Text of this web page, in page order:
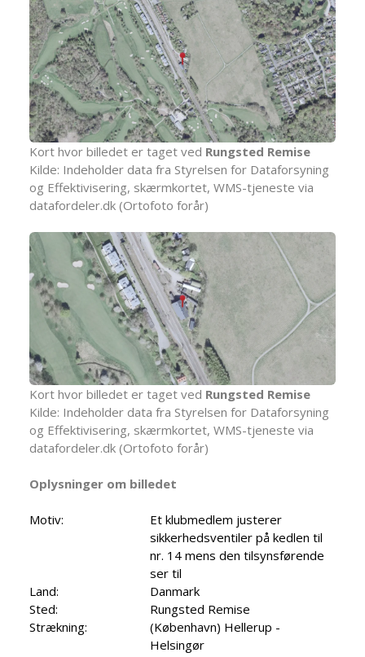
Kort hvor billedet er taget ved Rungsted Remise
Kilde: Indeholder data fra Styrelsen for Dataforsyning
og Effektivisering, skærmkortet, WMS-tjeneste via
datafordeler.dk (Ortofoto forår)
Kort hvor billedet er taget ved Rungsted Remise
Kilde: Indeholder data fra Styrelsen for Dataforsyning
og Effektivisering, skærmkortet, WMS-tjeneste via
datafordeler.dk (Ortofoto forår)
Oplysninger om billedet
Motiv:
Et klubmedlem justerer
sikkerhedsventiler på kedlen til
nr. 14 mens den tilsynsførende
ser til
Land:
Danmark
Sted:
Rungsted Remise
Strækning:
(København) Hellerup -
Helsingør